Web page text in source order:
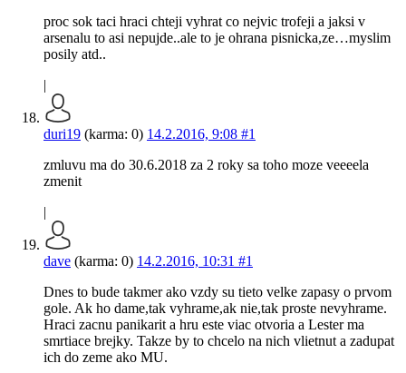
proc sok taci hraci chteji vyhrat co nejvic trofeji a jaksi v
arsenalu to asi nepujde..ale to je ohrana pisnicka,ze…myslim
posily atd..
|
duri19 (karma: 0) 14.2.2016, 9:08 #1
zmluvu ma do 30.6.2018 za 2 roky sa toho moze veeeela
zmenit
|
dave (karma: 0) 14.2.2016, 10:31 #1
Dnes to bude takmer ako vzdy su tieto velke zapasy o prvom
gole. Ak ho dame,tak vyhrame,ak nie,tak proste nevyhrame.
Hraci zacnu panikarit a hru este viac otvoria a Lester ma
smrtiace brejky. Takze by to chcelo na nich vlietnut a zadupat
ich do zeme ako MU.